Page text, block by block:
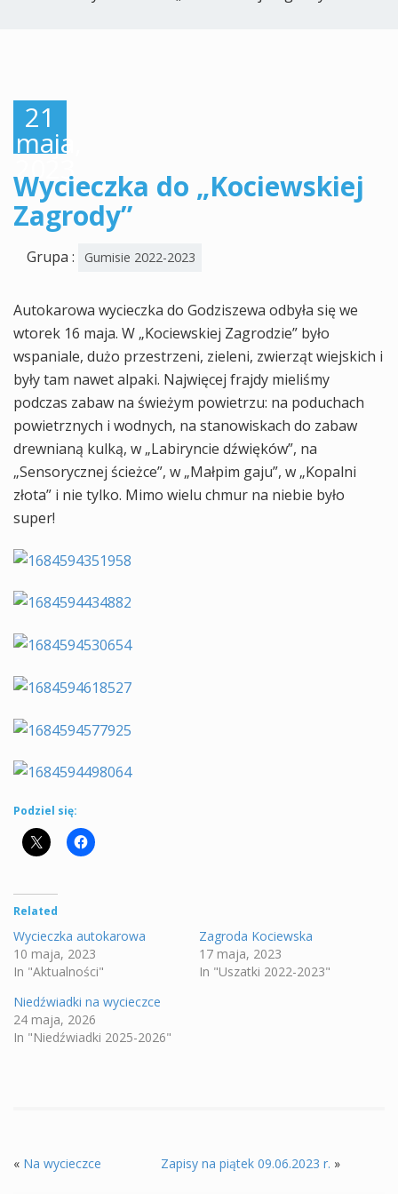
21
maja,
2023
Wycieczka do „Kociewskiej
Zagrody”
Grupa : Gumisie 2022-2023
Autokarowa wycieczka do Godziszewa odbyła się we
wtorek 16 maja. W „Kociewskiej Zagrodzie” było
wspaniale, dużo przestrzeni, zieleni, zwierząt wiejskich i
były tam nawet alpaki. Najwięcej frajdy mieliśmy
podczas zabaw na świeżym powietrzu: na poduchach
powietrznych i wodnych, na stanowiskach do zabaw
drewnianą kulką, w „Labiryncie dźwięków”, na
„Sensorycznej ścieżce”, w „Małpim gaju”, w „Kopalni
złota” i nie tylko. Mimo wielu chmur na niebie było
super!
Podziel się:
Related
Wycieczka autokarowa
10 maja, 2023
In "Aktualności"
Zagroda Kociewska
17 maja, 2023
In "Uszatki 2022-2023"
Niedźwiadki na wycieczce
24 maja, 2026
In "Niedźwiadki 2025-2026"
« Na wycieczce Zapisy na piątek 09.06.2023 r. »